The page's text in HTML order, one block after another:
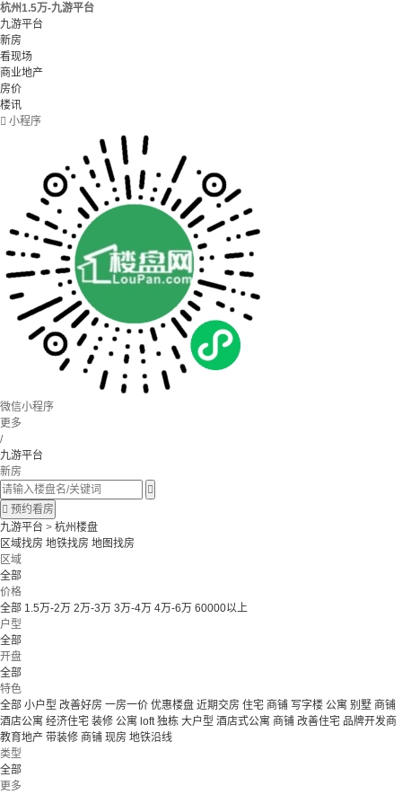
杭州1.5万-九游平台
九游平台
新房
看现场
商业地产
房价
楼讯
 小程序
微信小程序
更多
/
九游平台
新房

 预约看房
九游平台 > 杭州楼盘
区域找房 地铁找房 地图找房
区域
全部
价格
全部 1.5万-2万 2万-3万 3万-4万 4万-6万 60000以上
户型
全部
开盘
全部
特色
全部 小户型 改善好房 一房一价 优惠楼盘 近期交房 住宅 商铺 写字楼 公寓 别墅 商铺
酒店公寓 经济住宅 装修 公寓 loft独栋 大户型 酒店式公寓 商铺 改善住宅 品牌开发商
教育地产 带装修 商铺 现房 地铁沿线
类型
全部
更多